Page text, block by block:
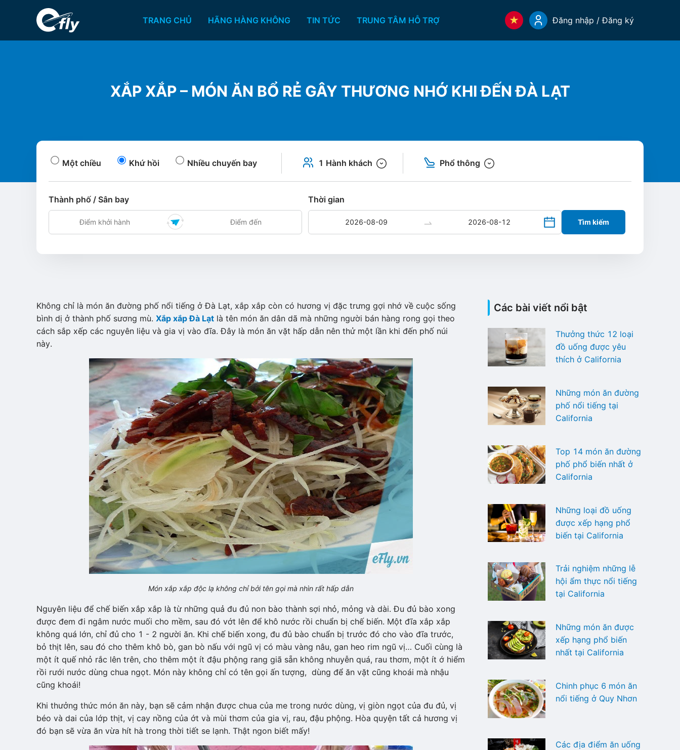
TRANG CHỦ HÃNG HÀNG KHÔNG TIN TỨC TRUNG TÂM HỖ TRỢ Đăng nhập / Đăng ký
XẮP XẮP – MÓN ĂN BỔ RẺ GÂY THƯƠNG NHỚ KHI ĐẾN ĐÀ LẠT
Một chiều Khứ hồi Nhiều chuyến bay 1 Hành khách Phổ thông
Thành phố / Sân bay Thời gian
Tìm kiếm
Không chỉ là món ăn đường phố nổi tiếng ở Đà Lạt, xắp xắp còn có hương vị đặc trưng gợi nhớ về cuộc sống
bình dị ở thành phố sương mù. Xắp xắp Đà Lạt là tên món ăn dân dã mà những người bán hàng rong gọi theo
cách sắp xếp các nguyên liệu và gia vị vào đĩa. Đây là món ăn vặt hấp dẫn nên thử một lần khi đến phố núi
này.
Món xắp xắp độc lạ không chỉ bởi tên gọi mà nhìn rất hấp dẫn
Nguyên liệu để chế biến xắp xắp là từ những quả đu đủ non bào thành sợi nhỏ, mỏng và dài. Đu đủ bào xong
được đem đi ngâm nước muối cho mềm, sau đó vớt lên để khô nước rồi chuẩn bị chế biến. Một đĩa xắp xắp
không quá lớn, chỉ đủ cho 1 - 2 người ăn. Khi chế biến xong, đu đủ bào chuẩn bị trước đó cho vào đĩa trước,
bỏ thịt lên, sau đó cho thêm khô bò, gan bò nấu với ngũ vị có màu vàng nâu, gan heo rim ngũ vị… Cuối cùng là
một ít quế nhỏ rắc lên trên, cho thêm một ít đậu phộng rang giã sẵn không nhuyễn quá, rau thơm, một ít ớ hiểm
rồi rưới nước dùng chua ngọt. Món này không chỉ có tên gọi ấn tượng, dùng để ăn vặt cũng khoái mà nhậu
cũng khoái!
Khi thưởng thức món ăn này, bạn sẽ cảm nhận được chua của me trong nước dùng, vị giòn ngọt của đu đủ, vị
béo và dai của lớp thịt, vị cay nồng của ớt và mùi thơm của gia vị, rau, đậu phộng. Hòa quyện tất cả hương vị
đó bạn sẽ vừa ăn vừa hít hà trong thời tiết se lạnh. Thật ngon biết mấy!
Các bài viết nổi bật
Thưởng thức 12 loại
đồ uống được yêu
thích ở California
Những món ăn đường
phố nổi tiếng tại
California
Top 14 món ăn đường
phố phổ biến nhất ở
California
Những loại đồ uống
được xếp hạng phổ
biến tại California
Trải nghiệm những lễ
hội ẩm thực nổi tiếng
tại California
Những món ăn được
xếp hạng phổ biến
nhất tại California
Chinh phục 6 món ăn
nổi tiếng ở Quy Nhơn
Các địa điểm ăn uống